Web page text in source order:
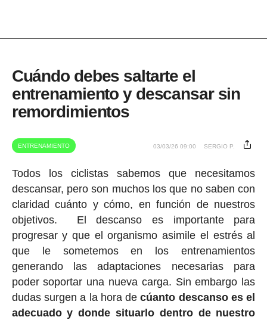
Cuándo debes saltarte el
entrenamiento y descansar sin
remordimientos
ENTRENAMIENTO 03/03/26 09:00 SERGIO P.
Todos los ciclistas sabemos que necesitamos
descansar, pero son muchos los que no saben con
claridad cuánto y cómo, en función de nuestros
objetivos. El descanso es importante para
progresar y que el organismo asimile el estrés al
que le sometemos en los entrenamientos
generando las adaptaciones necesarias para
poder soportar una nueva carga. Sin embargo las
dudas surgen a la hora decúanto descanso es el
adecuado y donde situarlo dentro de nuestro